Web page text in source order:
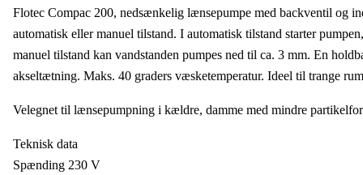
Flotec Compac 200, nedsænkelig lænsepumpe med backventil og
automatisk eller manuel tilstand. I automatisk tilstand starter
manuel tilstand kan vandstanden pumpes ned til ca. 3 mm. En
akseltætning. Maks. 40 graders væsketemperatur. Ideel til trange
Velegnet til lænsepumpning i kældre, damme med mindre
Teknisk data
Spænding 230 V